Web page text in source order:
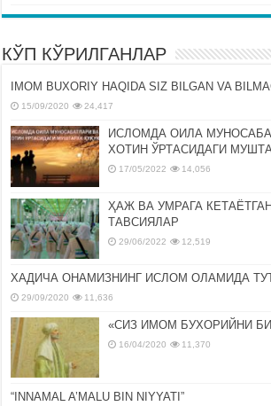
КЎП КЎРИЛГАНЛАР
IMOM BUXORIY HAQIDA SIZ BILGAN VA
15/09/2020 24,417
ИСЛОМДА ОИЛА
ХОТИН ЎРТАСИДАГИ
17/05/2022 14,056
ҲАЖ ВА УМРАГА
ТАВСИЯЛАР
29/06/2022 12,519
ХАДИЧА ОНАМИЗНИНГ ИСЛОМ ОЛАМИДА
29/09/2020 11,636
«СИЗ ИМОМ БУХОРИЙНИ
16/04/2020 11,370
“INNAMAL A’MALU BIN NIYYATI”